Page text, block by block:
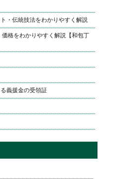
・伝統技法をわかりやすく解説
格をわかりやすく解説【和包丁
義援金の受領証